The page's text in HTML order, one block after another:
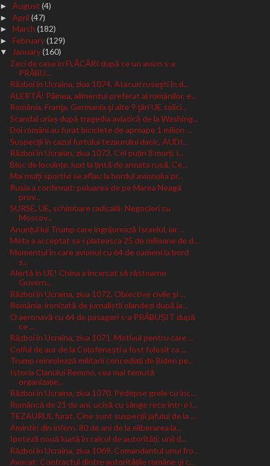
►August(4)
►April(47)
►March(182)
►February(129)
▼January(160)
Zeci de case în FLĂCĂRI după ce un avion s-a
PRĂBU...
Război în Ucraina, ziua 1074. Atacuri ruseşti în d...
ALERTĂ! Pâinea, alimentul preferat al românilor, e...
România, Franţa, Germania şi alte 9 ţări UE solici...
Scandal uriaș după tragedia aviatică de la Washing...
Doi români au furat biciclete de aproape 1 milion ...
Suspecţii în cazul furtului tezaurului dacic, AUDI...
Război în Ucraian, ziua 1073. Cel puțin 8 morți, î...
Bloc de locuințe, luat la țintă de armata rusă. Ce...
Mai mulţi sportivi se aflau la bordul avionului pr...
Rusia a confirmat: poluarea de pe Marea Neagă
prov...
SURSE. UE, schimbare radicală: Negocieri cu
Moscov...
Anunțul lui Trump care îngrijorează Israelul, iar ...
Meta a acceptat sa-i plateasca 25 de milioane de d...
Momentul în care avionul cu 64 de oameni la bord
s...
Alertă în UE! China a încercat să răstoarne
Guvern...
Război în Ucraina, ziua 1072. Obiective civile și ...
România, ironizată de jurnaliștii olandezi după ja...
O aeronavă cu 64 de pasageri s-a PRĂBUȘIT după
ce ...
Război în Ucraina, ziua 1071. Motivul pentru care ...
Coiful de aur de la Coțofenești a fost folosit ca ...
Trump reînrolează militarii concediați de Biden pe...
Istoria Clanului Remmo, cea mai temută
organizație...
Război în Ucraina, ziua 1070. Pedepse grele cu înc...
Româncă de 21 de ani, ucisă cu sânge rece într-o l...
TEZAURUL furat. Cine sunt suspecții jafului de la ...
Amintiri din infern. 80 de ani de la eliberarea la...
Ipoteză nouă luată în calcul de autorități: unii d...
Război în Ucraina, ziua 1069. Comandantul unui fro...
Avocat: Contractul dintre autoritățile române și c...